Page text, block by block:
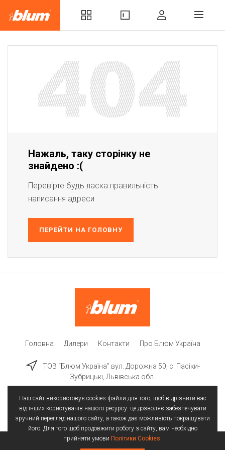
Нажаль, таку сторінку не
знайдено :(
Перевірте будь ласка правильність
написання адреси
ПЕРЕЙТИ НА ГОЛОВНУ
Головна Дилери Контакти Про Блюм Україна
ТОВ “Блюм Україна” вул. Дорожна 50, c. Пасіки-
Зубрицькі, Львівська обл.
Наш сайт використовує cookies-файли для того, щоб відрізнити вас
від інших користувачів нашого ресурсу. це дозволяє забезпечувати
зручний перегляд нашого сайту, а також дає можливість покращувати
його. Для того щоб продовжити роботу з сайту, вам необхідно
прийняти умови Політики Cookies.